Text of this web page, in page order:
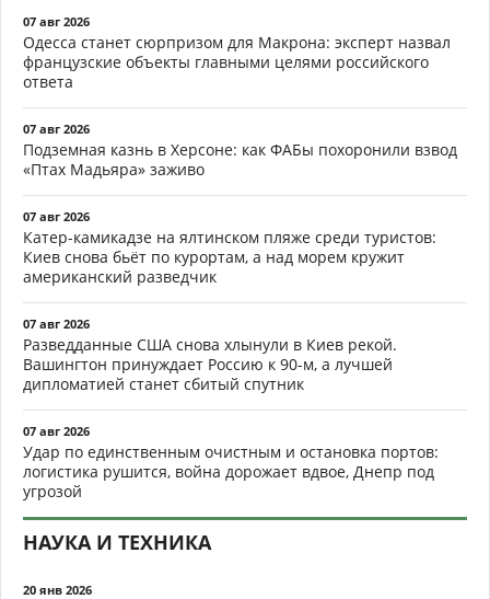
07 авг 2026
Одесса станет сюрпризом для Макрона: эксперт назвал
французские объекты главными целями российского
ответа
07 авг 2026
Подземная казнь в Херсоне: как ФАБы похоронили взвод
«Птах Мадьяра» заживо
07 авг 2026
Катер-камикадзе на ялтинском пляже среди туристов:
Киев снова бьёт по курортам, а над морем кружит
американский разведчик
07 авг 2026
Разведданные США снова хлынули в Киев рекой.
Вашингтон принуждает Россию к 90-м, а лучшей
дипломатией станет сбитый спутник
07 авг 2026
Удар по единственным очистным и остановка портов:
логистика рушится, война дорожает вдвое, Днепр под
угрозой
НАУКА И ТЕХНИКА
20 янв 2026